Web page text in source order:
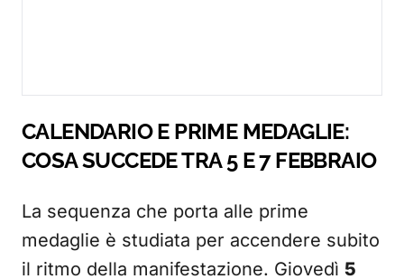
CALENDARIO E PRIME MEDAGLIE:
COSA SUCCEDE TRA 5 E 7 FEBBRAIO
La sequenza che porta alle prime
medaglie è studiata per accendere subito
il ritmo della manifestazione. Giovedì 5